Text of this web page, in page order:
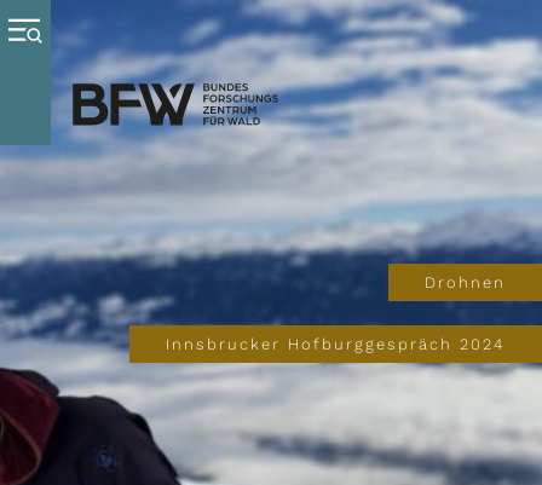
Drohnen
Innsbrucker Hofburggespräch 2024